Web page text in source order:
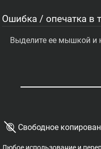
Ошибка / опечатка в
Выделите ее мышкой и
© Свободное